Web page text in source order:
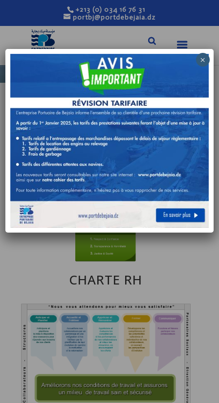
+213 (0) 034 16 76 31
portbj@portdebejaia.dz
CAPITAL HUMAIN
LA VISION R.H
CHARTE RH
×